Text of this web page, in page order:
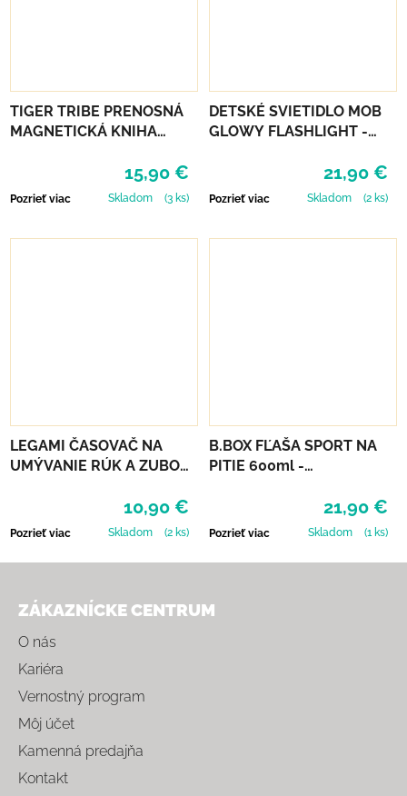
TIGER TRIBE PRENOSNÁ
MAGNETICKÁ KNIHA
UNICORN KINGDOM15,90 €
Pozrieť viac Skladom (3 ks)
DETSKÉ SVIETIDLO MOB
GLOWY FLASHLIGHT -
21,90 €
Pozrieť viac Skladom (2 ks)
LEGAMI ČASOVAČ NA
UMÝVANIE RÚK A ZUBOV
10,90 €
Pozrieť viac Skladom (2 ks)
B.BOX FĽAŠA SPORT NA
PITIE 600ml -
21,90 €
Pozrieť viac Skladom (1 ks)
ZÁKAZNÍCKE CENTRUM
O nás
Kariéra
Vernostný program
Môj účet
Kamenná predajňa
Kontakt